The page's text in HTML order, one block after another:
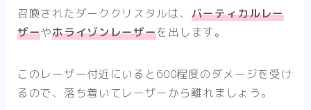
召喚されたダーククリスタルは、 バーティカルレー
ザーやホライゾンレーザーを出します。
このレーザー付近にいると600程度のダメージを受け
るので、落ち着いてレーザーから離れましょう。